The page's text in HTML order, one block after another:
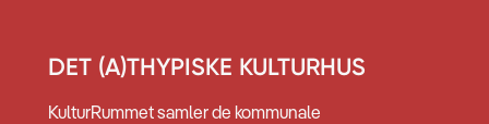
DET (A)THYPISKE KULTURHUS
KulturRummet samler de kommunale